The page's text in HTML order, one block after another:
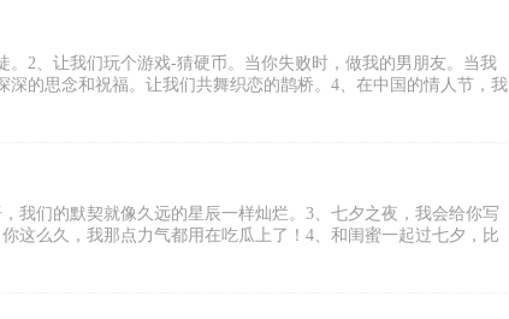
2、让我们玩个游戏-猜硬币。当你失败时，做我的男朋友。当我
的思念和祝福。让我们共舞织恋的鹊桥。4、在中国的情人节，我
我们的默契就像久远的星辰一样灿烂。3、七夕之夜，我会给你写
这么久，我那点力气都用在吃瓜上了！4、和闺蜜一起过七夕，比